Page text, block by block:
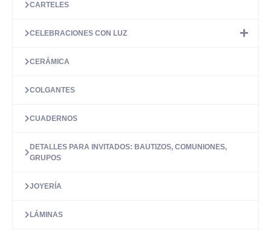
CARTELES
CELEBRACIONES CON LUZ
CERÁMICA
COLGANTES
CUADERNOS
DETALLES PARA INVITADOS: BAUTIZOS, COMUNIONES,
GRUPOS
JOYERÍA
LÁMINAS